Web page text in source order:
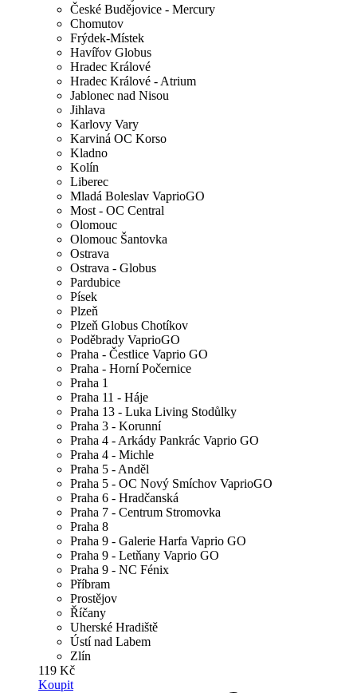
České Budějovice - Mercury
Chomutov
Frýdek-Místek
Havířov Globus
Hradec Králové
Hradec Králové - Atrium
Jablonec nad Nisou
Jihlava
Karlovy Vary
Karviná OC Korso
Kladno
Kolín
Liberec
Mladá Boleslav VaprioGO
Most - OC Central
Olomouc
Olomouc Šantovka
Ostrava
Ostrava - Globus
Pardubice
Písek
Plzeň
Plzeň Globus Chotíkov
Poděbrady VaprioGO
Praha - Čestlice Vaprio GO
Praha - Horní Počernice
Praha 1
Praha 11 - Háje
Praha 13 - Luka Living Stodůlky
Praha 3 - Korunní
Praha 4 - Arkády Pankrác Vaprio GO
Praha 4 - Michle
Praha 5 - Anděl
Praha 5 - OC Nový Smíchov VaprioGO
Praha 6 - Hradčanská
Praha 7 - Centrum Stromovka
Praha 8
Praha 9 - Galerie Harfa Vaprio GO
Praha 9 - Letňany Vaprio GO
Praha 9 - NC Fénix
Příbram
Prostějov
Říčany
Uherské Hradiště
Ústí nad Labem
Zlín
119 Kč
Koupit